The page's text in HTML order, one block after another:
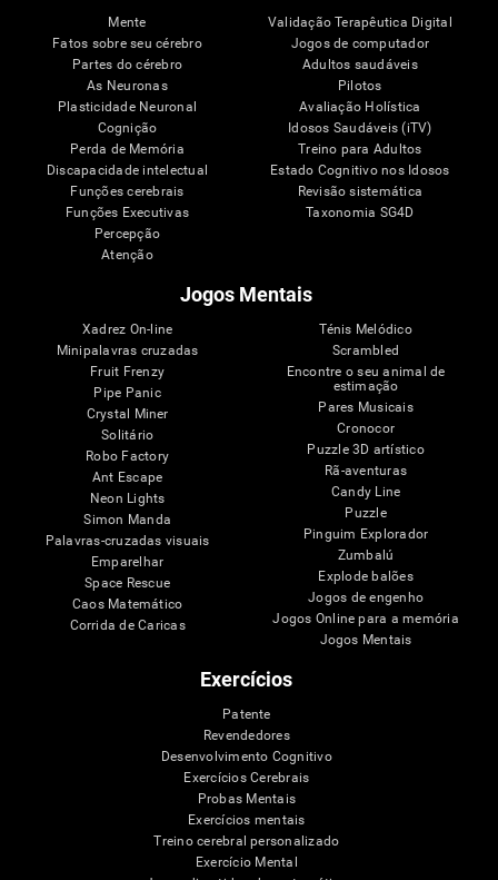
Mente
Fatos sobre seu cérebro
Partes do cérebro
As Neuronas
Plasticidade Neuronal
Cognição
Perda de Memória
Discapacidade intelectual
Funções cerebrais
Funções Executivas
Percepção
Atenção
Validação Terapêutica Digital
Jogos de computador
Adultos saudáveis
Pilotos
Avaliação Holística
Idosos Saudáveis (iTV)
Treino para Adultos
Estado Cognitivo nos Idosos
Revisão sistemática
Taxonomia SG4D
Jogos Mentais
Xadrez On-line
Minipalavras cruzadas
Fruit Frenzy
Pipe Panic
Crystal Miner
Solitário
Robo Factory
Ant Escape
Neon Lights
Simon Manda
Palavras-cruzadas visuais
Emparelhar
Space Rescue
Caos Matemático
Corrida de Caricas
Ténis Melódico
Scrambled
Encontre o seu animal de
estimação
Pares Musicais
Cronocor
Puzzle 3D artístico
Rã-aventuras
Candy Line
Puzzle
Pinguim Explorador
Zumbalú
Explode balões
Jogos de engenho
Jogos Online para a memória
Jogos Mentais
Exercícios
Patente
Revendedores
Desenvolvimento Cognitivo
Exercícios Cerebrais
Probas Mentais
Exercícios mentais
Treino cerebral personalizado
Exercício Mental